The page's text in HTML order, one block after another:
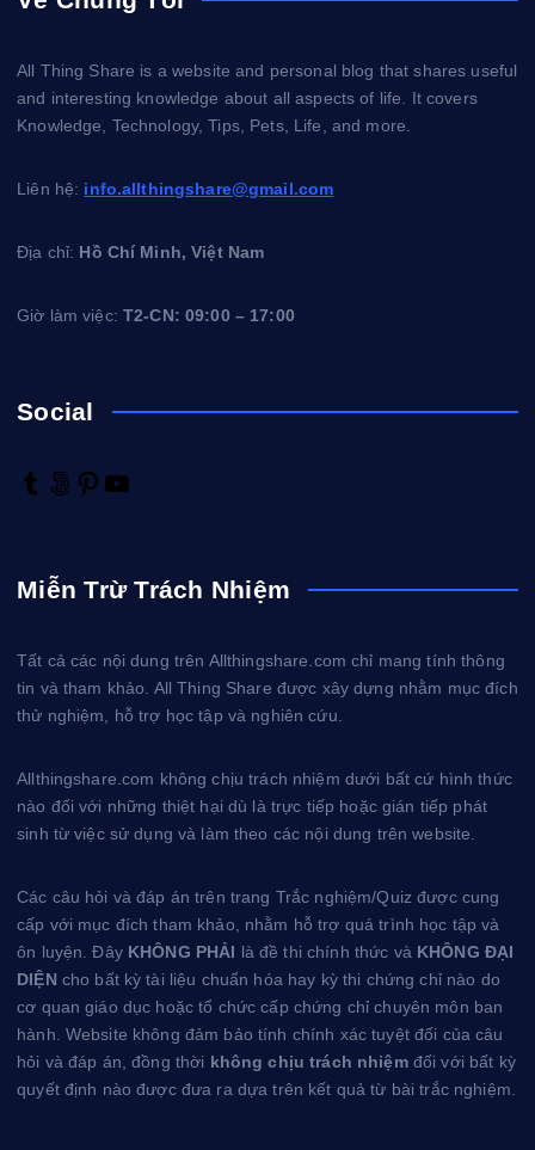
All Thing Share is a website and personal blog that shares useful
and interesting knowledge about all aspects of life. It covers
Knowledge, Technology, Tips, Pets, Life, and more.
Liên hệ: info.allthingshare@gmail.com
Địa chỉ: Hồ Chí Minh, Việt Nam
Giờ làm việc:T2-CN: 09:00 – 17:00
Social
T
l
5
x
P
e
u
Miễn Trừ Trách Nhiệm
Tất cả các nội dung trên Allthingshare.com chỉ mang tính thông
tin và tham khảo. All Thing Share được xây dựng nhằm mục đích
thử nghiệm, hỗ trợ học tập và nghiên cứu.
Allthingshare.com không chịu trách nhiệm dưới bất cứ hình thức
nào đối với những thiệt hại dù là trực tiếp hoặc gián tiếp phát
sinh từ việc sử dụng và làm theo các nội dung trên website.
Các câu hỏi và đáp án trên trang Trắc nghiệm/Quiz được cung
cấp với mục đích tham khảo, nhằm hỗ trợ quá trình học tập và
ôn luyện. Đây KHÔNG PHẢI là đề thi chính thức và KHÔNG ĐẠI
DIỆN cho bất kỳ tài liệu chuẩn hóa hay kỳ thi chứng chỉ nào do
cơ quan giáo dục hoặc tổ chức cấp chứng chỉ chuyên môn ban
hành. Website không đảm bảo tính chính xác tuyệt đối của câu
hỏi và đáp án, đồng thời không chịu trách nhiệmđối với bất kỳ
quyết định nào được đưa ra dựa trên kết quả từ bài trắc nghiệm.